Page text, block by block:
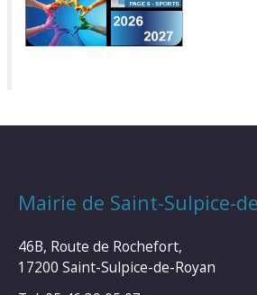
Mairie de Saint-Sulpice-
46B, Route de Rochefort,
17200 Saint-Sulpice-de-Royan